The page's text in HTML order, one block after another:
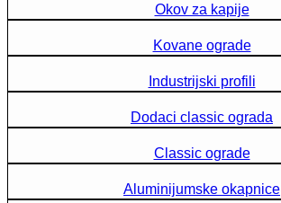
Okov za kapije
Kovane ograde
Industrijski profili
Dodaci classic ograda
Classic ograde
Aluminijumske okapnice